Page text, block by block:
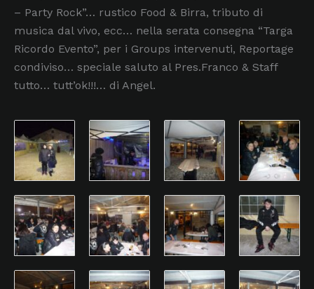
– Party Rock”… rustico Food & Birra, tributo di
musica dal vivo, ecc… nella serata consegna “Targa
Ricordo Evento”, per i Groups intervenuti, Reportage
condiviso… speciale saluto al Pres.Franco & Staff
tutto… tutt’ok!!!… di Angel.